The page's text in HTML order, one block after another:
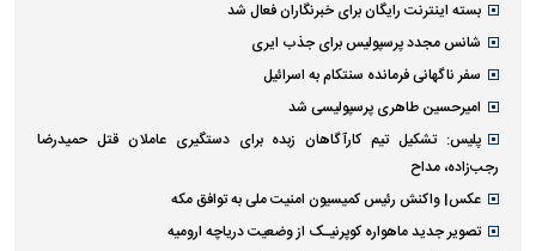
بسته اینترنت رایگان برای خبرنگاران فعال شد
شانس مجدد پرسپولیس برای جذب ایری
سفر ناگهانی فرمانده سنتکام به اسرائیل
امیرحسین طاهری پرسپولیسی شد
پلیس: تشکیل تیم کارآگاهان زبده برای دستگیری عاملان قتل حمیدرضا
رجب‌زاده، مداح
عکس| واکنش رئیس کمیسیون امنیت ملی به توافق مکه
تصویر جدید ماهواره کوپرنیـک از وضعیت دریاچه ارومیه